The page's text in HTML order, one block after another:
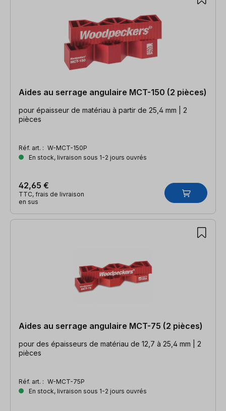
Aides au serrage angulaire MCT-150 (2 pièces)
pour épaisseur de matériau à partir de 25,4 mm | 2
pièces
Réf. art. : W-MCT-150P
En stock, livraison sous 1-2 jours ouvrés
42,65 €
TTC, frais de livraison
en sus
Aides au serrage angulaire MCT-75 (2 pièces)
pour des épaisseurs de matériau de 12,7 à 25,4 mm | 2
pièces
Réf. art. : W-MCT-75P
En stock, livraison sous 1-2 jours ouvrés